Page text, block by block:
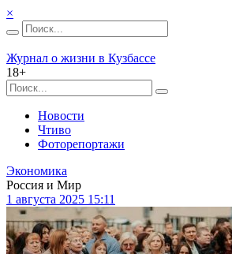
×
Журнал о жизни в Кузбассе
18+
Новости
Чтиво
Фоторепортажи
Экономика
Россия и Мир
1 августа 2025 15:11